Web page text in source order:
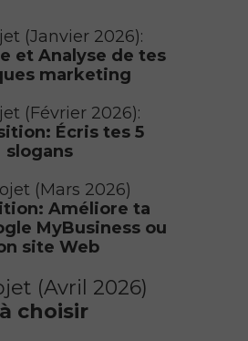
(Janvier 2026):
et Analyse de tes
marketing
(Février 2026):
Écris tes 5
slogans
(Mars 2026)
Améliore ta
MyBusiness ou
site Web
(Avril 2026)
à choisir